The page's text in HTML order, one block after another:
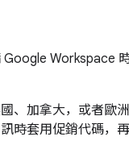
Workspace
、加拿大，或者歐
時套用促銷代碼，